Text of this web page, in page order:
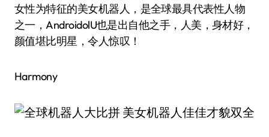
女性为特征的美女机器人，是全球最具代表性人物
之一，AndroidolU也是出自他之手，人美，身材好，
颜值堪比明星，令人惊叹！
Harmony